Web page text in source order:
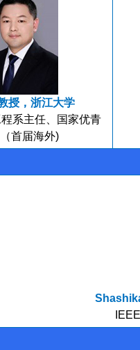
授，浙江大学
系主任、国家优青
首届海外)